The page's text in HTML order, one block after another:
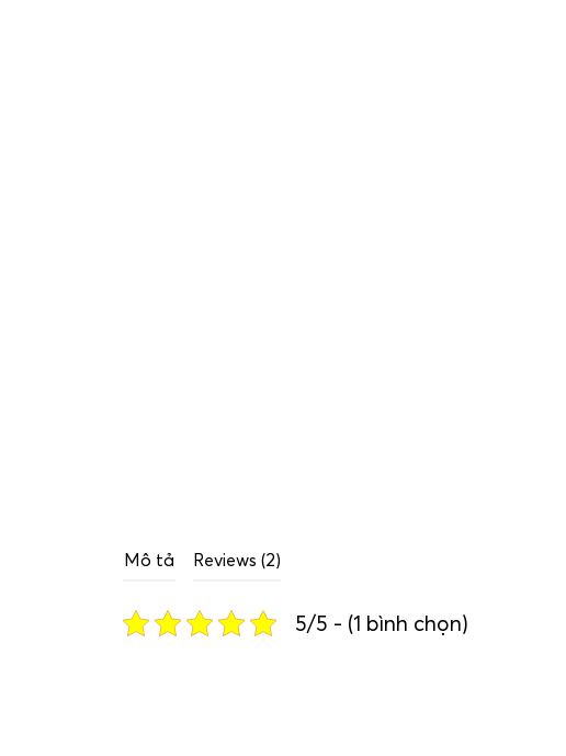
Mô tả Reviews (2)
5/5 - (1 bình chọn)